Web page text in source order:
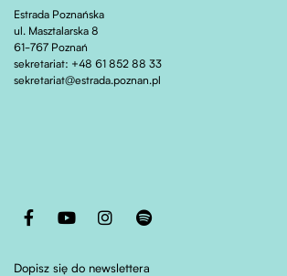
Estrada Poznańska
ul. Masztalarska 8
61-767 Poznań
sekretariat: +48 61 852 88 33
sekretariat@estrada.poznan.pl
Otwiera stronę w nowej karcie
Otwiera stronę w nowej karcie
Otwiera stronę w nowej karcie
Otwiera stronę w nowej karcie
Dopisz się do newslettera